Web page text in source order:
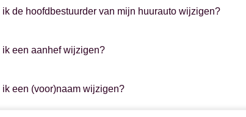
ik de hoofdbestuurder van mijn huurauto wijzigen?
ik een aanhef wijzigen?
ik een (voor)naam wijzigen?